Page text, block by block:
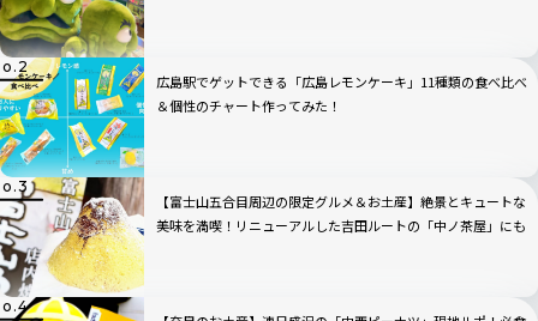
広島駅でゲットできる「広島レモンケーキ」11種類の食べ比べ
＆個性のチャート作ってみた！
【富士山五合目周辺の限定グルメ＆お土産】絶景とキュートな
美味を満喫！リニューアルした吉田ルートの「中ノ茶屋」にも